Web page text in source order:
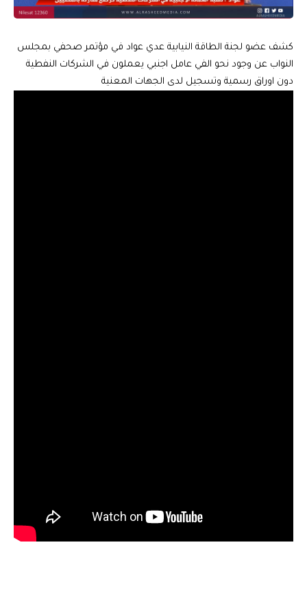
كشف عضو لجنة الطاقة النيابية عدي عواد في مؤتمر صحفي بمجلس
النواب عن وجود نحو الفي عامل اجنبي يعملون في الشركات النفطية
دون اوراق رسمية وتسجيل لدى الجهات المعنية